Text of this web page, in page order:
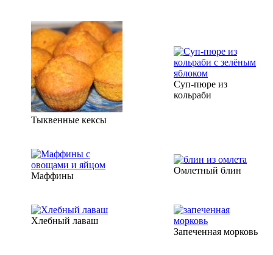
Тыквенные кексы
Суп-пюре из
кольраби
Маффины
Омлетный блин
Хлебный лаваш
Запеченная морковь